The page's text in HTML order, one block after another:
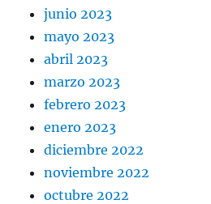
junio 2023
mayo 2023
abril 2023
marzo 2023
febrero 2023
enero 2023
diciembre 2022
noviembre 2022
octubre 2022